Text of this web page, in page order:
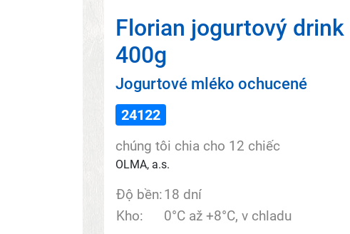
Florian jogurtový
400g
Jogurtové mléko ochucené
24122
chúng tôi chia cho 12 chiếc
OLMA, a.s.
Độ bền:18 dní
Kho:
0°C až +8°C, v chladu